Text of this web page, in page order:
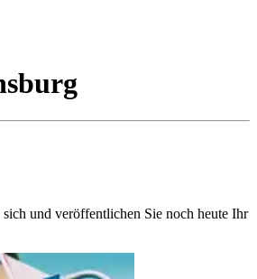
sich und veröffentlichen Sie noch heute Ihr